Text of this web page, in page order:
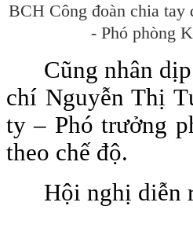
BCH Công đoàn chia
- Phó phòng
Cũng nhân
chí Nguyễn Thị
ty – Phó trưởng
theo chế độ.
Hội nghị diễn